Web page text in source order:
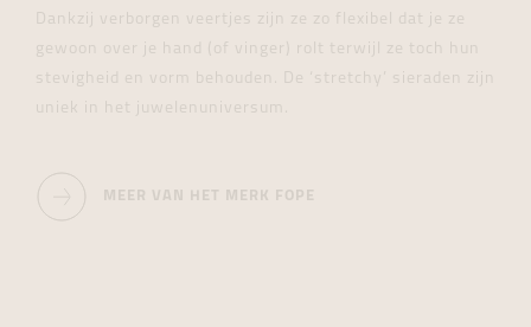
Dankzij verborgen veertjes zijn ze zo flexibel dat je ze
gewoon over je hand (of vinger) rolt terwijl ze toch hun
stevigheid en vorm behouden. De ‘stretchy’ sieraden zijn
uniek in het juwelenuniversum.
MEER VAN HET MERK FOPE